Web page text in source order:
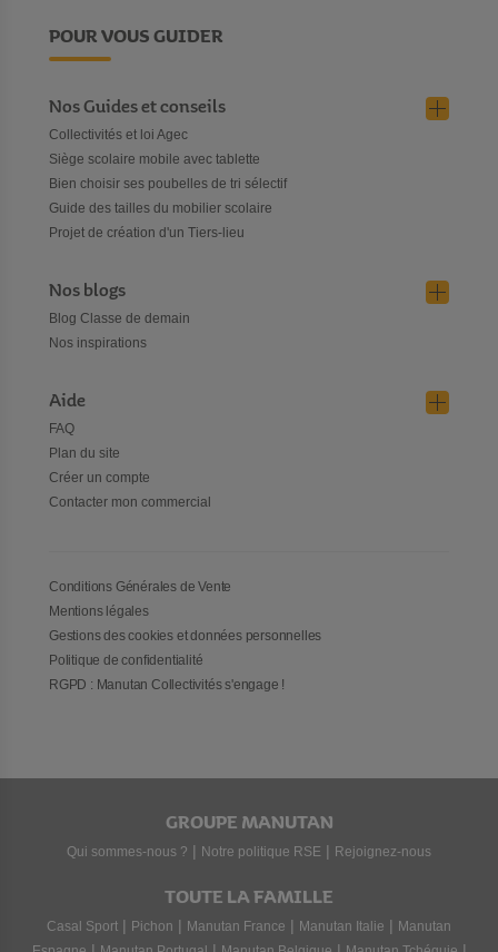
POUR VOUS GUIDER
Nos Guides et conseils
Collectivités et loi Agec
Siège scolaire mobile avec tablette
Bien choisir ses poubelles de tri sélectif
Guide des tailles du mobilier scolaire
Projet de création d'un Tiers-lieu
Nos blogs
Blog Classe de demain
Nos inspirations
Aide
FAQ
Plan du site
Créer un compte
Contacter mon commercial
Conditions Générales de Vente
Mentions légales
Gestions des cookies et données personnelles
Politique de confidentialité
RGPD : Manutan Collectivités s'engage !
GROUPE MANUTAN
Qui sommes-nous ? | Notre politique RSE | Rejoignez-nous
TOUTE LA FAMILLE
Casal Sport | Pichon | Manutan France | Manutan Italie | Manutan